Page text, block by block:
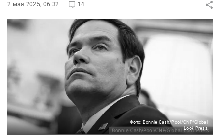
2 мая 2025, 06:32 14
Фото: Bonnie Cash/Pool/CNP/Global
Look Press